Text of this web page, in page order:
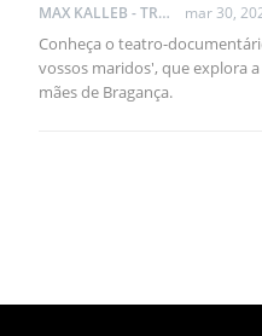
MAX KALLEB - TRADER mar 30,
Conheça o teatro-
vossos maridos', que explora
mães de Bragança.